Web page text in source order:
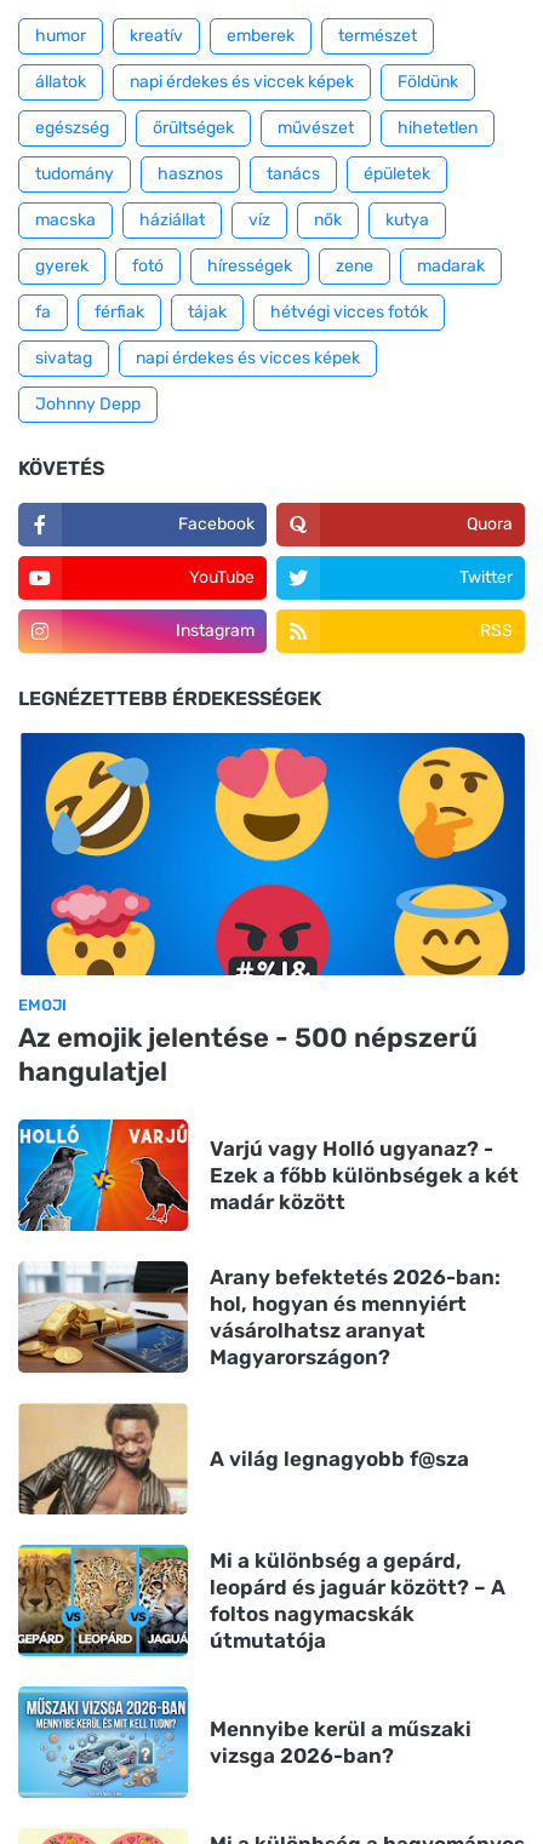
humor kreatív emberek természet
állatok napi érdekes és viccek képek Földünk
egészség őrültségek művészet hihetetlen
tudomány hasznos tanács épületek
macska háziállat víz nők kutya
gyerek fotó hírességek zene madarak
fa férfiak tájak hétvégi vicces fotók
sivatag napi érdekes és vicces képek
Johnny Depp
KÖVETÉS
Facebook Quora
YouTube Twitter
Instagram RSS
LEGNÉZETTEBB ÉRDEKESSÉGEK
EMOJI
Az emojik jelentése - 500 népszerű
hangulatjel
Varjú vagy Holló ugyanaz? -
Ezek a főbb különbségek a két
madár között
Arany befektetés 2026-ban:
hol, hogyan és mennyiért
vásárolhatsz aranyat
Magyarországon?
A világ legnagyobb f@sza
Mi a különbség a gepárd,
leopárd és jaguár között? – A
foltos nagymacskák
útmutatója
Mennyibe kerül a műszaki
vizsga 2026-ban?